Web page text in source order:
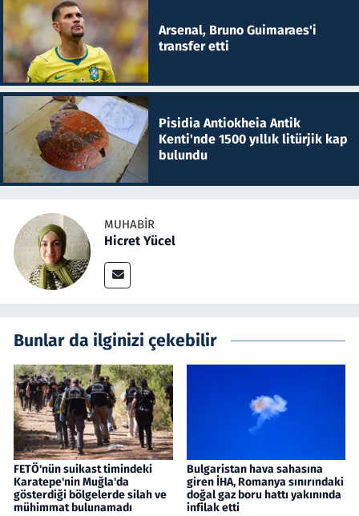
Arsenal, Bruno Guimaraes'i
transfer etti
Pisidia Antiokheia Antik
Kenti'nde 1500 yıllık litürjik kap
bulundu
MUHABIR
Hicret Yücel
Bunlar da ilginizi çekebilir
FETÖ'nün suikast timindeki
Karatepe'nin Muğla'da
gösterdiği bölgelerde silah ve
mühimmat bulunamadı
Bulgaristan hava sahasına
giren İHA, Romanya sınırındaki
doğal gaz boru hattı yakınında
infilak etti